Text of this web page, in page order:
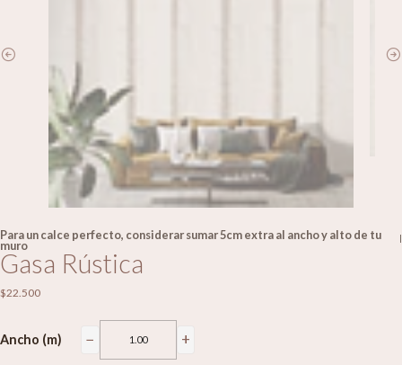
Para un calce perfecto, considerar sumar 5cm extra al ancho y alto de tu
muro
|
Gasa Rústica
$22.500
Ancho (m) − +